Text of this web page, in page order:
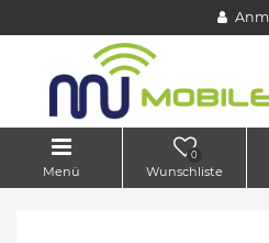
Menü
0
Wunschliste